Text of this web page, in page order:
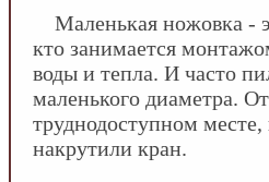
Маленькая ножовка -
кто занимается
воды и тепла. И часто
маленького диаметра.
труднодоступном месте,
накрутили кран.